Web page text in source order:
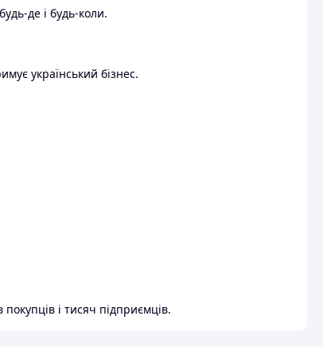
де і будь-коли.
український бізнес.
і тисяч підприємців.